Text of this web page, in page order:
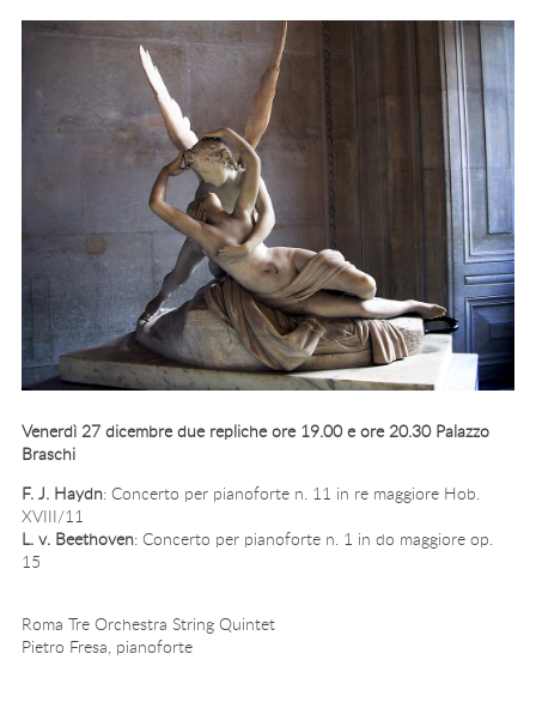
Venerdì 27 dicembre due repliche ore 19.00 e ore 20.30 Palazzo
Braschi
F. J. Haydn: Concerto per pianoforte n. 11 in re maggiore Hob.
XVIII/11
L. v. Beethoven: Concerto per pianoforte n. 1 in do maggiore op.
15
Roma Tre Orchestra String Quintet
Pietro Fresa, pianoforte